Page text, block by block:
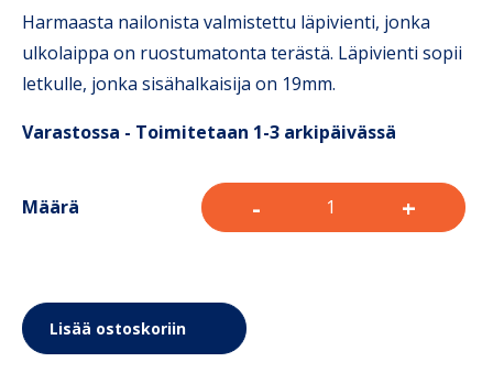
Harmaasta nailonista valmistettu läpivienti, jonka
ulkolaippa on ruostumatonta terästä. Läpivienti sopii
letkulle, jonka sisähalkaisija on 19mm.
Varastossa - Toimitetaan 1-3 arkipäivässä
Määrä - +
Lisää ostoskoriin